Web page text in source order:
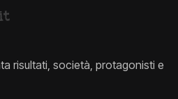
risultati, società, protagonisti e